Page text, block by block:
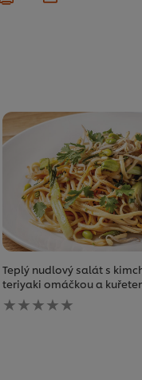
Teplý nudlový salát s
teriyaki omáčkou a
Pro
tuto